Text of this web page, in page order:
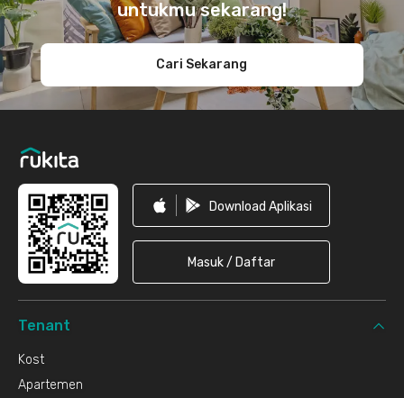
untukmu sekarang!
Cari Sekarang
Download Aplikasi
Masuk / Daftar
Tenant
Kost
Apartemen